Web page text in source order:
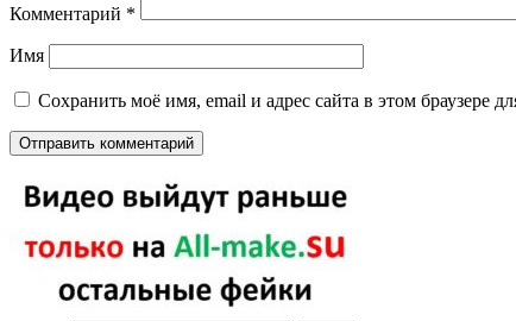
Комментарий *
Имя
Сохранить моё имя, email и адрес сайта в этом браузере